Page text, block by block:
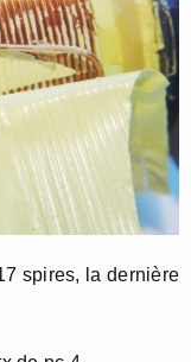
spires, la dernière